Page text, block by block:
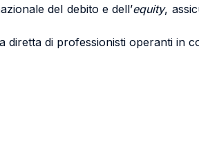
del debito e dell’equity,
di professionisti operanti in